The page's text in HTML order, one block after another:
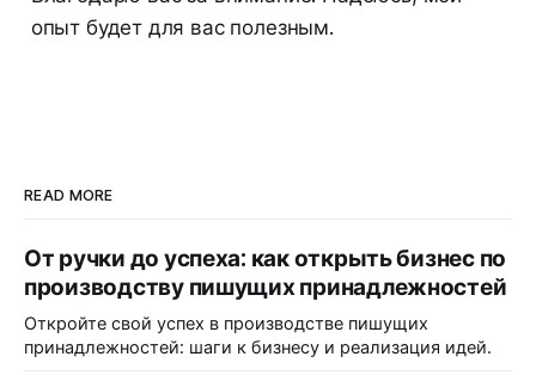
опыт будет для вас полезным.
READ MORE
От ручки до успеха: как открыть бизнес по
производству пишущих принадлежностей
Откройте свой успех в производстве пишущих
принадлежностей: шаги к бизнесу и реализация идей.